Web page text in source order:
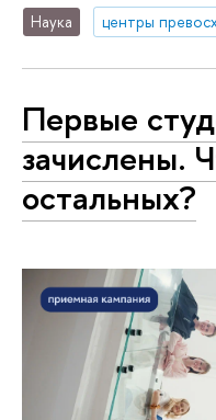
Наука центры
Первые
зачислены.
остальных?